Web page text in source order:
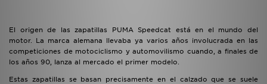
El origen de las zapatillas PUMA Speedcat está en el mundo del
motor. La marca alemana llevaba ya varios años involucrada en las
competiciones de motociclismo y automovilismo cuando, a finales de
los años 90, lanza al mercado el primer modelo.
Estas zapatillas se basan precisamente en el calzado que se suele